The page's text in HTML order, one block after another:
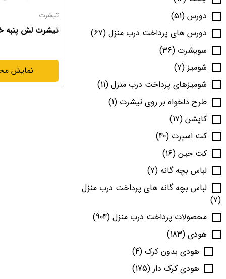
دورس (51)
دورس های پرداخت درب منزل (67)
سویشرت (36)
شومیز (7)
شومیزهای پرداخت درب منزل (11)
طرح دلخواه بر روی تیشرت (1)
کاپشن (17)
کت اسپرت (40)
کت جین (16)
لباس بچه گانه (7)
لباس بچه گانه های پرداخت درب منزل
(7)
محصولات پرداخت درب منزل (904)
هودی (183)
هودی بدون کرک (4)
هودی کرک دار (175)
تیشرت
تیشرت لش
نمایش